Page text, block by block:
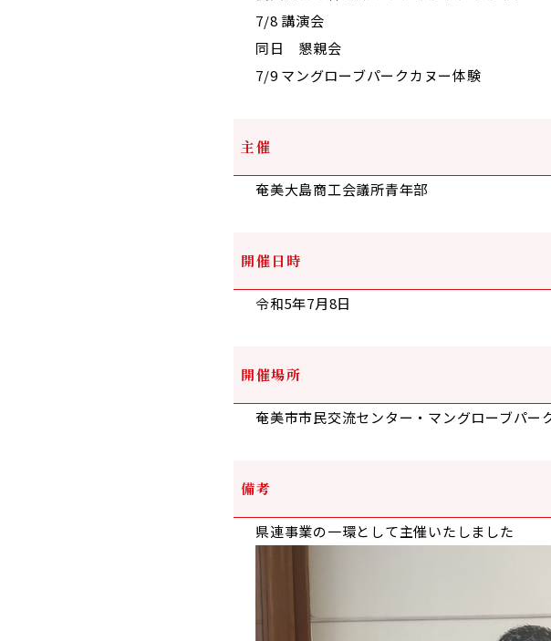
7/8 講演会
同日 懇親会
7/9 マングローブパークカヌー体験
主催
奄美大島商工会議所青年部
開催日時
令和5年7月8日
開催場所
奄美市市民交流センター・マングローブパー
備考
県連事業の一環として主催いたしました